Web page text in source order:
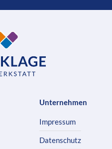
Unternehmen
Impressum
Datenschutz